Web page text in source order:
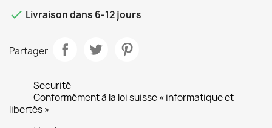
 Livraison dans 6-12 jours
Partager
Securité
Conformément à la loi suisse « informatique et
libertés »